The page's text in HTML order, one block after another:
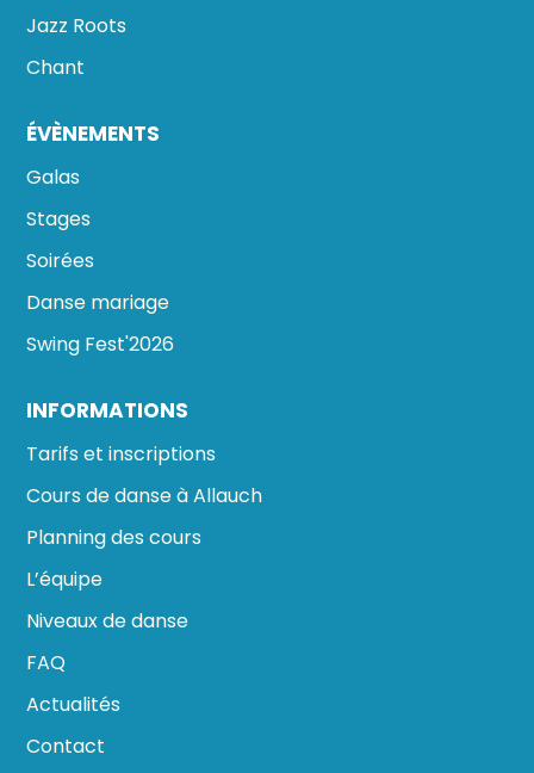
Jazz Roots
Chant
ÉVÈNEMENTS
Galas
Stages
Soirées
Danse mariage
Swing Fest'2026
INFORMATIONS
Tarifs et inscriptions
Cours de danse à Allauch
Planning des cours
L’équipe
Niveaux de danse
FAQ
Actualités
Contact